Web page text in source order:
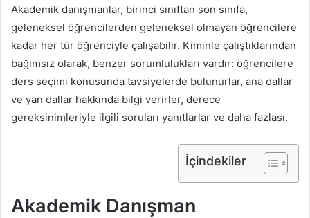
Akademik danışmanlar, birinci sınıftan son sınıfa,
geleneksel öğrencilerden geleneksel olmayan öğrencilere
kadar her tür öğrenciyle çalışabilir. Kiminle çalıştıklarından
bağımsız olarak, benzer sorumlulukları vardır: öğrencilere
ders seçimi konusunda tavsiyelerde bulunurlar, ana dallar
ve yan dallar hakkında bilgi verirler, derece
gereksinimleriyle ilgili soruları yanıtlarlar ve daha fazlası.
İçindekiler
Akademik Danışman